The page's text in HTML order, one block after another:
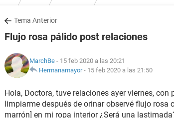
Tema Anterior
Flujo rosa pálido post relaciones
MarchBe - 15 feb 2020 a las 20:21
Hermanamayor- 15 feb 2020 a las 21:50
Hola, Doctora, tuve relaciones ayer viernes,
limpiarme después de orinar observé flujo rosa
marrón] en mi ropa interior ¿Será una